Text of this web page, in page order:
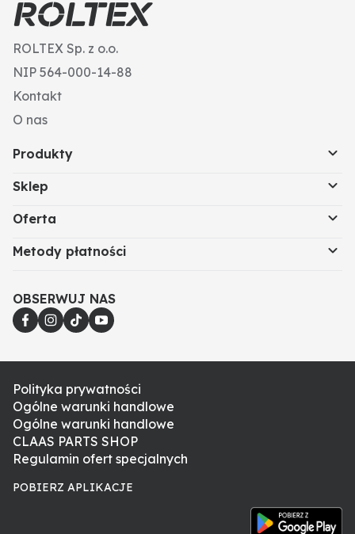
ROLTEX Sp. z o.o.
NIP 564-000-14-88
Kontakt
O nas
Produkty
Sklep
Oferta
Metody płatności
OBSERWUJ NAS
Polityka prywatności
Ogólne warunki handlowe
Ogólne warunki handlowe
CLAAS PARTS SHOP
Regulamin ofert specjalnych
POBIERZ APLIKACJE